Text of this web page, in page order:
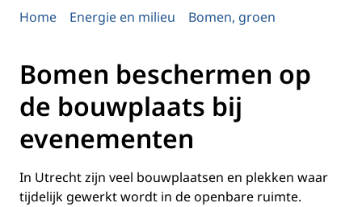
Home Energie en milieu Bomen, groen
Bomen beschermen op
de bouwplaats bij
evenementen
In Utrecht zijn veel bouwplaatsen en plekken waar
tijdelijk gewerkt wordt in de openbare ruimte.